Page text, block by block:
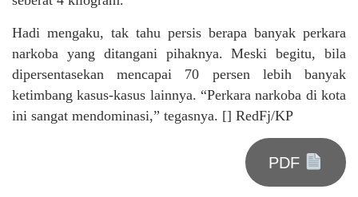
Hadi mengaku, tak tahu persis berapa banyak perkara
narkoba yang ditangani pihaknya. Meski begitu, bila
dipersentasekan mencapai 70 persen lebih banyak
ketimbang kasus-kasus lainnya. “Perkara narkoba di kota
ini sangat mendominasi,” tegasnya. [] RedFj/KP
PDF